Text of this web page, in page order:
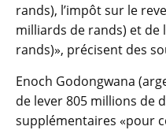
rands), l’impôt sur le
milliards de rands) et de
rands)», précisent des
Enoch Godongwana
de lever 805 millions de
supplémentaires «pour